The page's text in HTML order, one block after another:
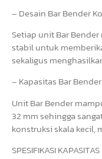
– Desain Bar Bender
Setiap unit Bar
stabil untuk
sekaligus
– Kapasitas Bar
Unit Bar Bender
32 mm sehingga
konstruksi skala kecil,
SPESIFIKASI